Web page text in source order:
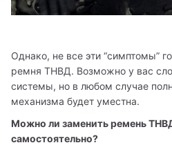
Однако, не все эти “симптомы”
ремня ТНВД. Возможно у вас
системы, но в любом случае
механизма будет уместна.
Можно ли заменить ремень
самостоятельно?